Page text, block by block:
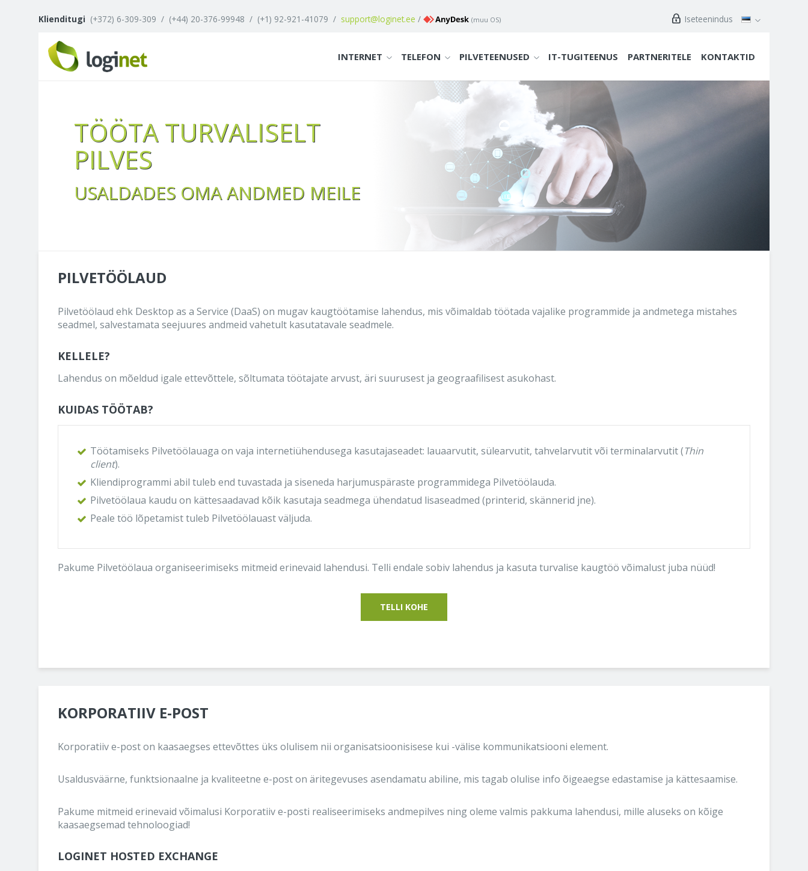
Klienditugi (+372) 6-309-309 / (+44) 20-376-99948 / (+1) 92-921-41079 / support@loginet.ee / (muu OS) Iseteenindus
INTERNET TELEFON PILVETEENUSED IT-TUGITEENUS PARTNERITELE KONTAKTID
TÖÖTA TURVALISELT
PILVES
USALDADES OMA ANDMED MEILE
PILVETÖÖLAUD
Pilvetöölaud ehk Desktop as a Service (DaaS) on mugav kaugtöötamise lahendus, mis võimaldab töötada vajalike programmide ja andmetega mistahes
seadmel, salvestamata seejuures andmeid vahetult kasutatavale seadmele.
KELLELE?
Lahendus on mõeldud igale ettevõttele, sõltumata töötajate arvust, äri suurusest ja geograafilisest asukohast.
KUIDAS TÖÖTAB?
Töötamiseks Pilvetöölauaga on vaja internetiühendusega kasutajaseadet: lauaarvutit, sülearvutit, tahvelarvutit või terminalarvutit (Thin
client).
Kliendiprogrammi abil tuleb end tuvastada ja siseneda harjumuspäraste programmidega Pilvetöölauda.
Pilvetöölaua kaudu on kättesaadavad kõik kasutaja seadmega ühendatud lisaseadmed (printerid, skännerid jne).
Peale töö lõpetamist tuleb Pilvetöölauast väljuda.
Pakume Pilvetöölaua organiseerimiseks mitmeid erinevaid lahendusi. Telli endale sobiv lahendus ja kasuta turvalise kaugtöö võimalust juba nüüd!
TELLI KOHE
KORPORATIIV E-POST
Korporatiiv e-post on kaasaegses ettevõttes üks olulisem nii organisatsioonisisese kui -välise kommunikatsiooni element.
Usaldusväärne, funktsionaalne ja kvaliteetne e-post on äritegevuses asendamatu abiline, mis tagab olulise info õigeaegse edastamise ja kättesaamise.
Pakume mitmeid erinevaid võimalusi Korporatiiv e-posti realiseerimiseks andmepilves ning oleme valmis pakkuma lahendusi, mille aluseks on kõige
kaasaegsemad tehnoloogiad!
LOGINET HOSTED EXCHANGE